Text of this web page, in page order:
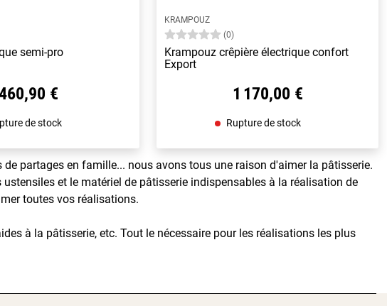
semi-pro
€
de stock
KRAMPOUZ
(0)
Krampouz crêpière électrique confort
Export
1 170,00 €
Rupture de stock
partages en famille... nous avons tous une raison d'aimer la pâtisserie.
et le matériel de pâtisserie indispensables à la réalisation de
toutes vos réalisations.
à la pâtisserie, etc. Tout le nécessaire pour les réalisations les plus